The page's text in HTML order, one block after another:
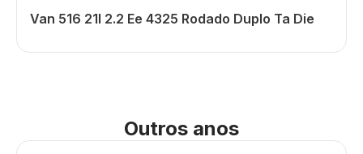
Van 516 21l 2.2 Ee 4325 Rodado Duplo Ta Die
Outros anos